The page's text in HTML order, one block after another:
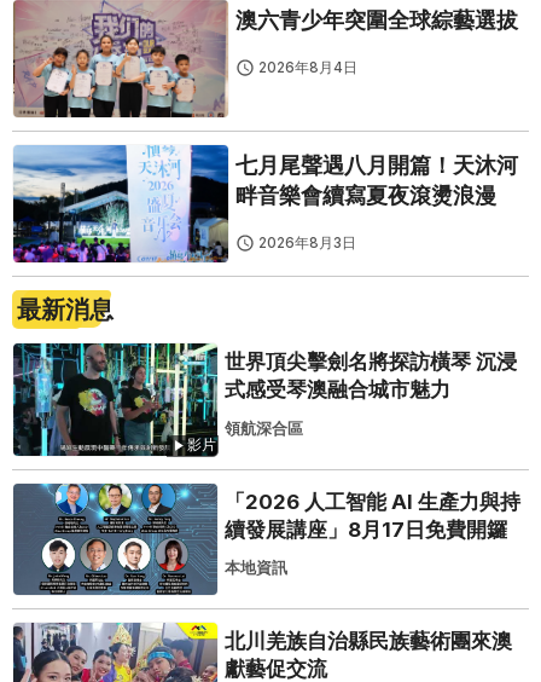
澳六青少年突圍全球綜藝選拔
2026年8月4日
七月尾聲遇八月開篇！天沐河
畔音樂會續寫夏夜滾燙浪漫
2026年8月3日
最新消息
影片
世界頂尖擊劍名將探訪橫琴 沉浸
式感受琴澳融合城市魅力
領航深合區
「2026 人工智能 AI 生產力與持
續發展講座」8月17日免費開鑼
本地資訊
北川羌族自治縣民族藝術團來澳
獻藝促交流